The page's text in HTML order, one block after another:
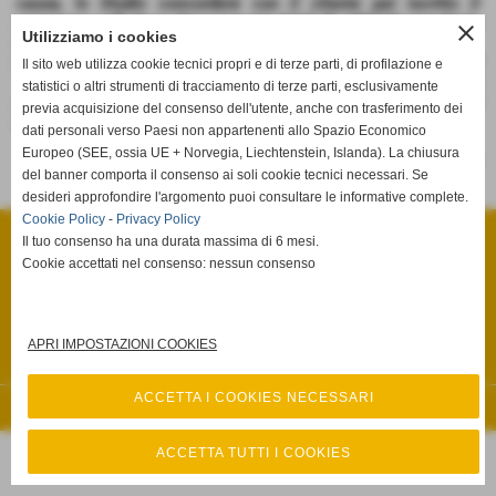
compenso sulla base dei parametri del D. M. 140/´12, nonché le
modalità di pagamento.
Le somme ulteriori che dovessero essere riconosciute dall
´Autorità Giudiziaria a carico della controparte ed in favore
dello Studio saranno, ovviamente, di spettanza esclusiva di
quest´ultimo.
STUDIO LEGALE ULACCO MEMMO
Via Salita Fenaroli, n° 13 - Lanciano (Chieti)
P.I. 02385920695
Tel. 0872.66.15.85 Fax 0872.66.15.86
close
Utilizziamo i cookies
Il sito web utilizza cookie tecnici propri e di terze parti, di profilazione e
statistici o altri strumenti di tracciamento di terze parti, esclusivamente
previa acquisizione del consenso dell'utente, anche con trasferimento dei
dati personali verso Paesi non appartenenti allo Spazio Economico
Europeo (SEE, ossia UE + Norvegia, Liechtenstein, Islanda). La chiusura
del banner comporta il consenso ai soli cookie tecnici necessari. Se
desideri approfondire l'argomento puoi consultare le informative complete.
Cookie Policy - Privacy Policy
Il tuo consenso ha una durata massima di 6 mesi.
Cookie accettati nel consenso: nessun consenso
APRI IMPOSTAZIONI COOKIES
ACCETTA I COOKIES NECESSARI
ACCETTA TUTTI I COOKIES